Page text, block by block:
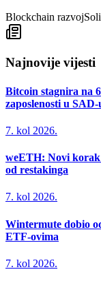
Blockchain razvoj
Najnovije vijesti
Bitcoin stagnira na
zaposlenosti u SAD-
7. kol 2026.
weETH: Novi
od restakinga
7. kol 2026.
Wintermute dobio
ETF-ovima
7. kol 2026.